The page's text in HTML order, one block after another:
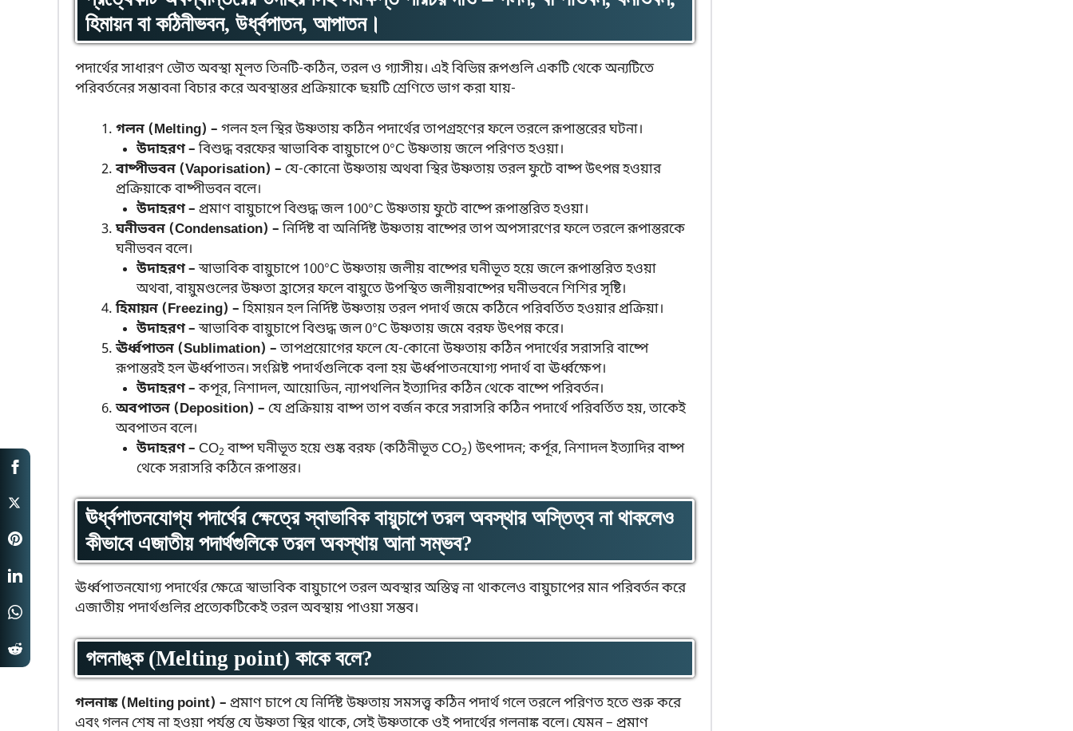
হিমায়ন বা কঠিনীভবন, উর্ধ্বপাতন, আপাতন।
পদার্থের সাধারণ ভৌত অবস্থা মূলত তিনটি-কঠিন, তরল ও গ্যাসীয়। এই বিভিন্ন রূপগুলি একটি থেকে অন্যটিতে
পরিবর্তনের সম্ভাবনা বিচার করে অবস্থান্তর প্রক্রিয়াকে ছয়টি শ্রেণিতে ভাগ করা যায়-
গলন (Melting) – গলন হল স্থির উষ্ণতায় কঠিন পদার্থের তাপগ্রহণের ফলে তরলে রূপান্তরের ঘটনা।
উদাহরণ –বিশুদ্ধ বরফের স্বাভাবিক বায়ুচাপে 0°C উষ্ণতায় জলে পরিণত হওয়া।
বাষ্পীভবন (Vaporisation) – যে-কোনো উষ্ণতায় অথবা স্থির উষ্ণতায় তরল ফুটে বাষ্প উৎপন্ন হওয়ার
প্রক্রিয়াকে বাষ্পীভবন বলে।
উদাহরণ – প্রমাণ বায়ুচাপে বিশুদ্ধ জল 100°C উষ্ণতায় ফুটে বাষ্পে রূপান্তরিত হওয়া।
ঘনীভবন (Condensation) –নির্দিষ্ট বা অনির্দিষ্ট উষ্ণতায় বাষ্পের তাপ অপসারণের ফলে তরলে রূপান্তরকে
ঘনীভবন বলে।
উদাহরণ –স্বাভাবিক বায়ুচাপে 100°C উষ্ণতায় জলীয় বাষ্পের ঘনীভূত হয়ে জলে রূপান্তরিত হওয়া
অথবা, বায়ুমণ্ডলের উষ্ণতা হ্রাসের ফলে বায়ুতে উপস্থিত জলীয়বাষ্পের ঘনীভবনে শিশির সৃষ্টি।
হিমায়ন (Freezing) –হিমায়ন হল নির্দিষ্ট উষ্ণতায় তরল পদার্থ জমে কঠিনে পরিবর্তিত হওয়ার প্রক্রিয়া।
উদাহরণ –স্বাভাবিক বায়ুচাপে বিশুদ্ধ জল 0°C উষ্ণতায় জমে বরফ উৎপন্ন করে।
ঊর্ধ্বপাতন (Sublimation) –তাপপ্রয়োগের ফলে যে-কোনো উষ্ণতায় কঠিন পদার্থের সরাসরি বাষ্পে
রূপান্তরই হল ঊর্ধ্বপাতন। সংশ্লিষ্ট পদার্থগুলিকে বলা হয় ঊর্ধ্বপাতনযোগ্য পদার্থ বা ঊর্ধ্বক্ষেপ।
উদাহরণ –কপূর, নিশাদল, আয়োডিন, ন্যাপথলিন ইত্যাদির কঠিন থেকে বাষ্পে পরিবর্তন।
অবপাতন (Deposition) – যে প্রক্রিয়ায় বাষ্প তাপ বর্জন করে সরাসরি কঠিন পদার্থে পরিবর্তিত হয়, তাকেই
অবপাতন বলে।
উদাহরণ – CO2 বাষ্প ঘনীভূত হয়ে শুষ্ক বরফ (কঠিনীভূত CO2) উৎপাদন; কর্পূর, নিশাদল ইত্যাদির বাষ্প
থেকে সরাসরি কঠিনে রূপান্তর।
ঊর্ধ্বপাতনযোগ্য পদার্থের ক্ষেত্রে স্বাভাবিক বায়ুচাপে তরল অবস্থার অস্তিত্ব না থাকলেও
কীভাবে এজাতীয় পদার্থগুলিকে তরল অবস্থায় আনা সম্ভব?
ঊর্ধ্বপাতনযোগ্য পদার্থের ক্ষেত্রে স্বাভাবিক বায়ুচাপে তরল অবস্থার অস্তিত্ব না থাকলেও বায়ুচাপের মান পরিবর্তন করে
এজাতীয় পদার্থগুলির প্রত্যেকটিকেই তরল অবস্থায় পাওয়া সম্ভব।
গলনাঙ্ক (Melting point) কাকে বলে?
গলনাঙ্ক (Melting point) – প্রমাণ চাপে যে নির্দিষ্ট উষ্ণতায় সমসত্ত্ব কঠিন পদার্থ গলে তরলে পরিণত হতে শুরু করে
এবং গলন শেষ না হওয়া পর্যন্ত যে উষ্ণতা স্থির থাকে, সেই উষ্ণতাকে ওই পদার্থের গলনাঙ্ক বলে। যেমন – প্রমাণ